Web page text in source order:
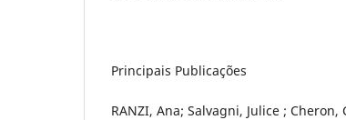
Principais Publicações
RANZI, Ana; Salvagni, Julice ;